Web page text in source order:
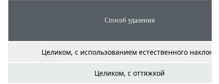
Способ удаления
Целиком, с использованием естественного наклона
Целиком, с оттяжкой